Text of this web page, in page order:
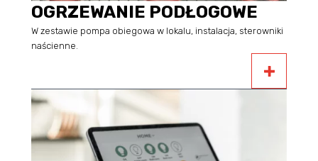
OGRZEWANIE PODŁOGOWE
W zestawie pompa obiegowa w lokalu, instalacja, sterowniki
naścienne.